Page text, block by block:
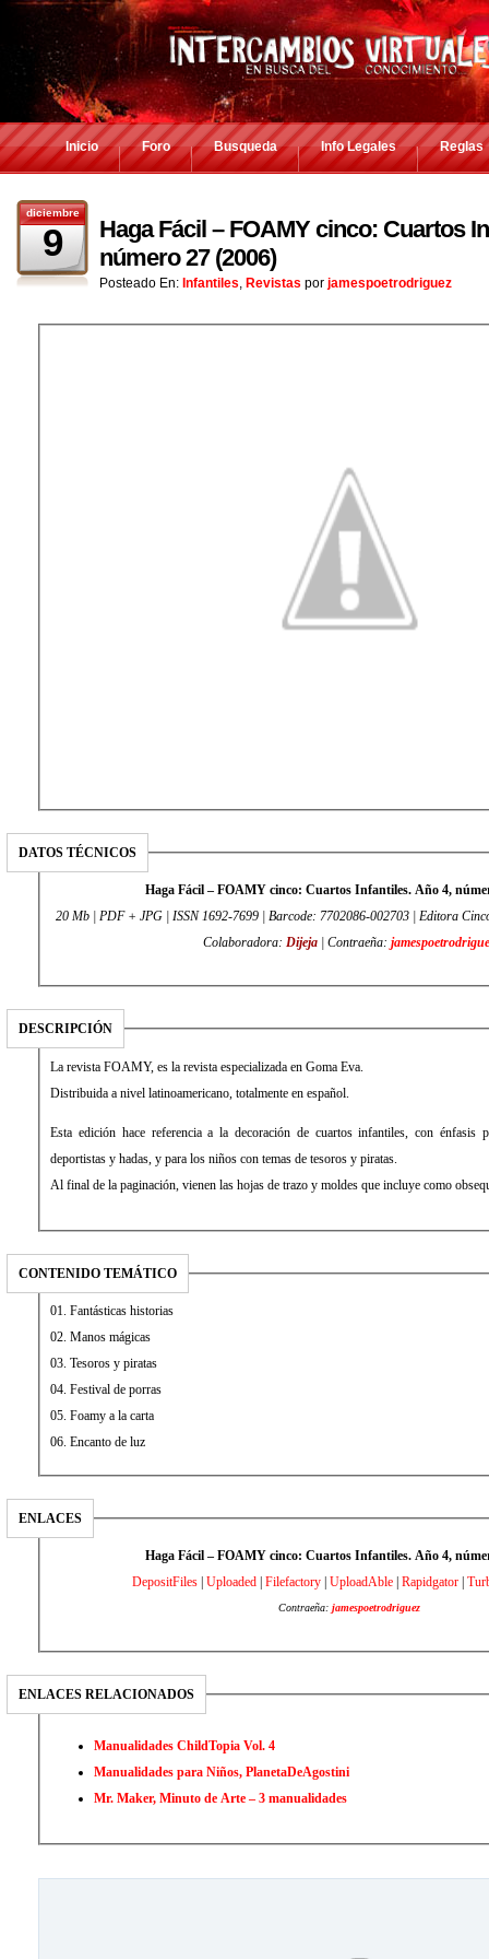
Inicio Foro Busqueda Info Legales Reglas
diciembre
9
Haga Fácil – FOAMY cinco: Cuartos
número 27 (2006)
Posteado En: Infantiles, Revistas por jamespoetrodriguez
DATOS TÉCNICOS
Haga Fácil – FOAMY cinco: Cuartos Infantiles. Año 4,
20 Mb | PDF + JPG | ISSN 1692-7699 | Barcode: 7702086-002703 | Editora
Colaboradora: Dijeja | Contraeña:
DESCRIPCIÓN
La revista FOAMY, es la revista especializada en Goma Eva.
Distribuida a nivel latinoamericano, totalmente en español.
Esta edición hace referencia a la decoración de cuartos infantiles, con énfasis
deportistas y hadas, y para los niños con temas de tesoros y piratas.
Al final de la paginación, vienen las hojas de trazo y moldes que incluye como
CONTENIDO TEMÁTICO
01. Fantásticas historias
02. Manos mágicas
03. Tesoros y piratas
04. Festival de porras
05. Foamy a la carta
06. Encanto de luz
ENLACES
Haga Fácil – FOAMY cinco: Cuartos Infantiles. Año 4,
DepositFiles| Uploaded| Filefactory| UploadAble| Rapidgator|
Contraeña: jamespoetrodriguez
ENLACES RELACIONADOS
Manualidades ChildTopia Vol. 4
Manualidades para Niños, PlanetaDeAgostini
Mr. Maker, Minuto de Arte – 3 manualidades